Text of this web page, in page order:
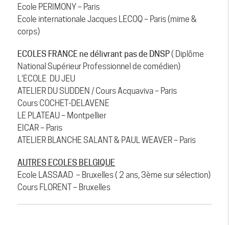
Ecole PERIMONY – Paris
Ecole internationale Jacques LECOQ – Paris (mime &
corps)
ECOLES FRANCE ne délivrant pas de DNSP( Diplôme
National Supérieur Professionnel de comédien)
L’ECOLE DU JEU
ATELIER DU SUDDEN / Cours Acquaviva – Paris
Cours COCHET-DELAVENE
LE PLATEAU – Montpellier
EICAR – Paris
ATELIER BLANCHE SALANT & PAUL WEAVER – Paris
AUTRES ECOLES BELGIQUE
Ecole LASSAAD – Bruxelles ( 2 ans, 3ème sur sélection)
Cours FLORENT – Bruxelles